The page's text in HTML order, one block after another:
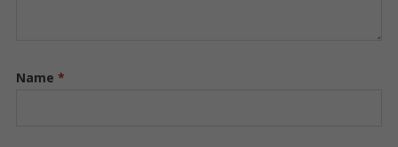
Name *